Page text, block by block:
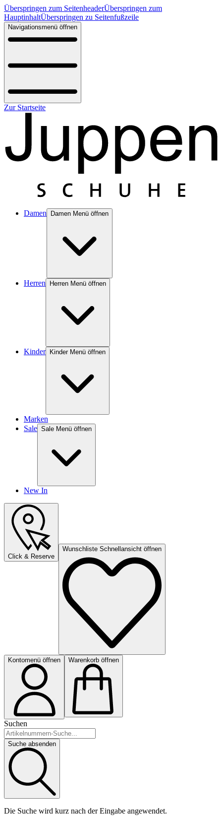
Überspringen zum SeitenheaderÜberspringen zum
HauptinhaltÜberspringen zu Seitenfußzeile
Navigationsmenü öffnen
Zur Startseite
Damen Damen Menü öffnen
Herren Herren Menü öffnen
Kinder Kinder Menü öffnen
Marken
Sale Sale Menü öffnen
New In
Click & Reserve
Wunschliste Schnellansicht öffnen
Kontomenü öffnen Warenkorb öffnen
Suchen
Suche absenden
Die Suche wird kurz nach der Eingabe angewendet.